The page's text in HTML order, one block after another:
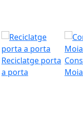
Reciclatge porta
a porta